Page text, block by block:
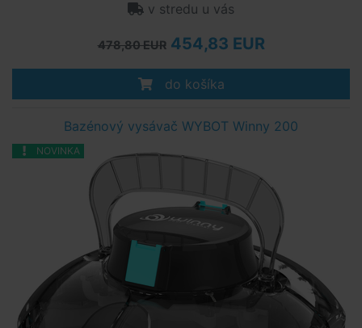
v stredu u vás
478,80 EUR454,83 EUR
do košíka
Bazénový vysávač WYBOT Winny 200
NOVINKA